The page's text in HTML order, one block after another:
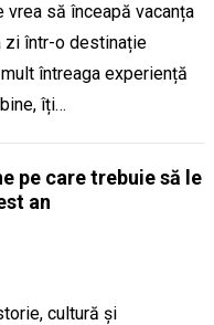
să înceapă vacanța
zi într-o destinație
întreaga experiență
îți…
pe care trebuie să le
an
cultură și